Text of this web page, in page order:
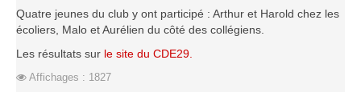
L'Open de Noël
Les Rapides
Les tournois de saison
Quatre jeunes du club y ont participé : Arthur et Harold chez les
écoliers, Malo et Aurélien du côté des collégiens.
Les résultats sur le site du CDE29.
Affichages : 1827